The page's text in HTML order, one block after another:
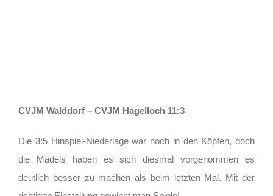
CVJM Walddorf – CVJM Hagelloch 11:3
Die 3:5 Hinspiel-Niederlage war noch in den Köpfen, doch
die Mädels haben es sich diesmal vorgenommen es
deutlich besser zu machen als beim letzten Mal. Mit der